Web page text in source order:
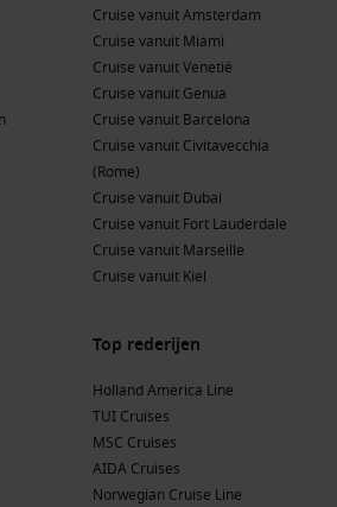
Cruise vanuit Amsterdam
Cruise vanuit Miami
Cruise vanuit Venetië
Cruise vanuit Genua
Cruise vanuit Barcelona
Cruise vanuit Civitavecchia
(Rome)
Cruise vanuit Dubai
Cruise vanuit Fort Lauderdale
Cruise vanuit Marseille
Cruise vanuit Kiel
Top rederijen
Holland America Line
TUI Cruises
MSC Cruises
AIDA Cruises
Norwegian Cruise Line